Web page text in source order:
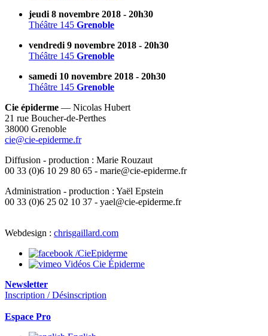
jeudi 8 novembre 2018 - 20h30
Théâtre 145 Grenoble
vendredi 9 novembre 2018 - 20h30
Théâtre 145 Grenoble
samedi 10 novembre 2018 - 20h30
Théâtre 145 Grenoble
Cie épiderme — Nicolas Hubert
21 rue Boucher-de-Perthes
38000 Grenoble
cie@cie-epiderme.fr
Diffusion - production : Marie Rouzaut
00 33 (0)6 10 29 80 65 - marie@cie-epiderme.fr
Administration - production : Yaël Epstein
00 33 (0)6 25 02 10 37 - yael@cie-epiderme.fr
Webdesign : chrisgaillard.com
/CieEpiderme
Vidéos Cie Épiderme
Newsletter
Inscription / Désinscription
Espace Pro